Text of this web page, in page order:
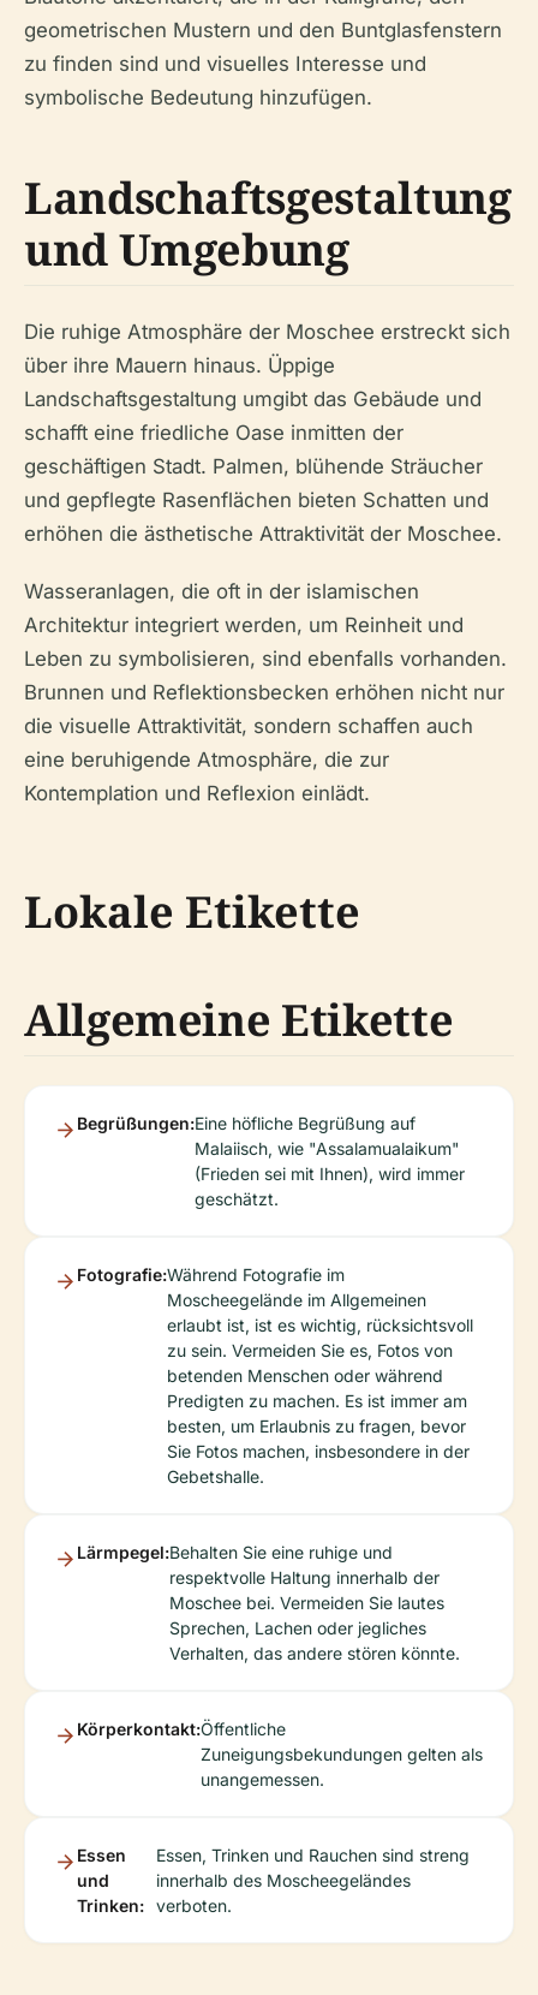
geometrischen Mustern und den Buntglasfenstern
zu finden sind und visuelles Interesse und
symbolische Bedeutung hinzufügen.
Landschaftsgestaltung
und Umgebung
Die ruhige Atmosphäre der Moschee erstreckt sich
über ihre Mauern hinaus. Üppige
Landschaftsgestaltung umgibt das Gebäude und
schafft eine friedliche Oase inmitten der
geschäftigen Stadt. Palmen, blühende Sträucher
und gepflegte Rasenflächen bieten Schatten und
erhöhen die ästhetische Attraktivität der Moschee.
Wasseranlagen, die oft in der islamischen
Architektur integriert werden, um Reinheit und
Leben zu symbolisieren, sind ebenfalls vorhanden.
Brunnen und Reflektionsbecken erhöhen nicht nur
die visuelle Attraktivität, sondern schaffen auch
eine beruhigende Atmosphäre, die zur
Kontemplation und Reflexion einlädt.
Lokale Etikette
Allgemeine Etikette
Begrüßungen:Eine höfliche Begrüßung auf
Malaiisch, wie "Assalamualaikum"
(Frieden sei mit Ihnen), wird immer
geschätzt.
Fotografie:Während Fotografie im
Moscheegelände im Allgemeinen
erlaubt ist, ist es wichtig, rücksichtsvoll
zu sein. Vermeiden Sie es, Fotos von
betenden Menschen oder während
Predigten zu machen. Es ist immer am
besten, um Erlaubnis zu fragen, bevor
Sie Fotos machen, insbesondere in der
Gebetshalle.
Lärmpegel:Behalten Sie eine ruhige und
respektvolle Haltung innerhalb der
Moschee bei. Vermeiden Sie lautes
Sprechen, Lachen oder jegliches
Verhalten, das andere stören könnte.
Körperkontakt:Öffentliche
Zuneigungsbekundungen gelten als
unangemessen.
Essen
und
Trinken:
Essen, Trinken und Rauchen sind streng
innerhalb des Moscheegeländes
verboten.